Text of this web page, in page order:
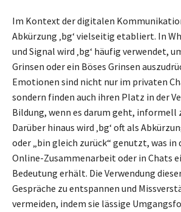
Im Kontext der digitalen
Abkürzung ‚bg‘ vielseitig etabliert. In
und Signal wird ‚bg‘ häufig verwendet,
Grinsen oder ein Böses Grinsen
Emotionen sind nicht nur im privaten
sondern finden auch ihren Platz in der
Bildung, wenn es darum geht, informell
Darüber hinaus wird ‚bg‘ oft als
oder „bin gleich zurück“ genutzt, was in
Online-Zusammenarbeit oder in Chats
Bedeutung erhält. Die Verwendung
Gespräche zu entspannen und
vermeiden, indem sie lässige